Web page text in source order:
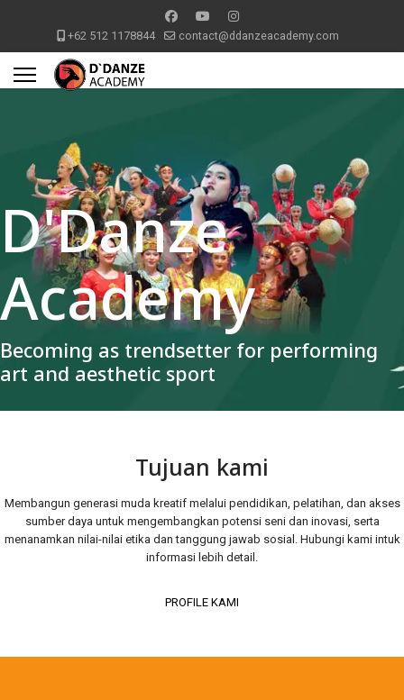
+62 512 1178844 contact@ddanzeacademy.com
D'Danze
Academy
Becoming as trendsetter for performing
art and aesthetic sport
Tujuan kami
Membangun generasi muda kreatif melalui pendidikan, pelatihan, dan akses
sumber daya untuk mengembangkan potensi seni dan inovasi, serta
menanamkan nilai-nilai etika dan tanggung jawab sosial. Hubungi kami intuk
informasi lebih detail.
PROFILE KAMI